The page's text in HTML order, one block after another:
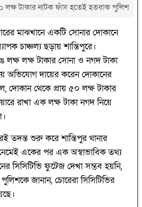
লক্ষ টাকার নাটক ফাঁস হতেই হতবাক পুলিশ
মাঝখানে একটি সোনার দোকানে
চাঞ্চল্য ছড়ায় শান্তিপুরে।
লক্ষ লক্ষ টাকার সোনা ও নগদ টাকা
অভিযোগ দায়ের করেন দোকানের
দোকান থেকে প্রায় ৫০ লক্ষ টাকার
রাখা এক লক্ষ টাকা নগদ নিয়ে
তদন্ত শুরু করে শান্তিপুর থানার
একের পর এক অস্বাভাবিক তথ্য
সিসিটিভি ফুটেজ দেখা সম্ভব হয়নি,
জানান, চোরেরা সিসিটিভির